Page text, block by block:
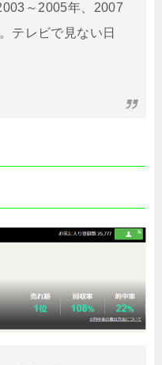
～2005年、2007
テレビで見ない日